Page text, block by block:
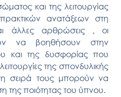
και της λειτουργίας
ανατάξεων στη
άλλες αρθρώσεις , οι
να βοηθήσουν στην
και της δυσφορίας που
της σπονδυλικής
σειρά τους μπορούν να
της ποιότητας του ύπνου.